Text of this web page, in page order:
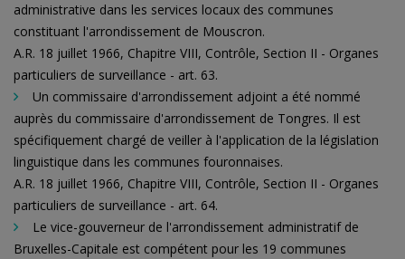
administrative dans les services locaux des communes
constituant l'arrondissement de Mouscron.
A.R. 18 juillet 1966, Chapitre VIII, Contrôle, Section II - Organes
particuliers de surveillance - art. 63.
Un commissaire d'arrondissement adjoint a été nommé
auprès du commissaire d'arrondissement de Tongres. Il est
spécifiquement chargé de veiller à l'application de la législation
linguistique dans les communes fouronnaises.
A.R. 18 juillet 1966, Chapitre VIII, Contrôle, Section II - Organes
particuliers de surveillance - art. 64.
Le vice-gouverneur de l'arrondissement administratif de
Bruxelles-Capitale est compétent pour les 19 communes